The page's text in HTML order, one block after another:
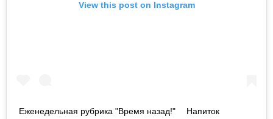
View this post on Instagram
Еженедельная рубрика "Время назад!" ⠀ Напиток